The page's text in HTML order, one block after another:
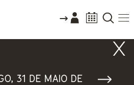
31 DE MAIO DE